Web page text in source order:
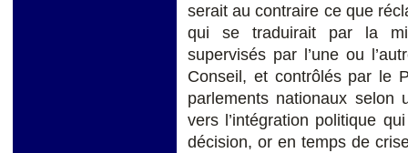
serait au contraire ce que
qui se traduirait par la
supervisés par l’une ou
Conseil, et contrôlés par le
parlements nationaux
vers l’intégration politique
décision, or en temps de